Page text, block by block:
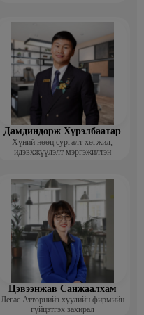
Дамдиндорж Хүрэлбаатар
Хүний нөөц сургалт хөгжил,
идэвхжүүлэлт мэргэжилтэн
Цэвээнжав Санжаалхам
Легас Атторнийз хуулийн фирмийн
гүйцэтгэх захирал